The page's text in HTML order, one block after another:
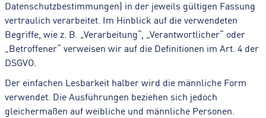
Datenschutzbestimmungen) in der jeweils gültigen Fassung
vertraulich verarbeitet. Im Hinblick auf die verwendeten
Begriffe, wie z. B. „Verarbeitung“, „Verantwortlicher“ oder
„Betroffener“ verweisen wir auf die Definitionen im Art. 4 der
DSGVO.
Der einfachen Lesbarkeit halber wird die männliche Form
verwendet. Die Ausführungen beziehen sich jedoch
gleichermaßen auf weibliche und männliche Personen.